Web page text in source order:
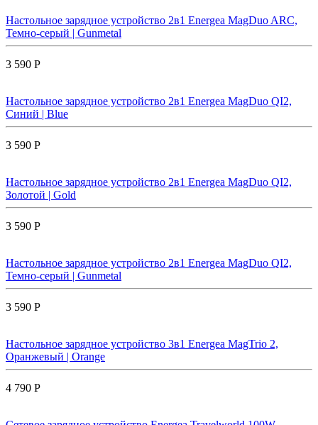
Настольное зарядное устройство 2в1 Energea MagDuo ARC,
Темно-серый | Gunmetal
3 590 Р
Настольное зарядное устройство 2в1 Energea MagDuo QI2,
Синий | Blue
3 590 Р
Настольное зарядное устройство 2в1 Energea MagDuo QI2,
Золотой | Gold
3 590 Р
Настольное зарядное устройство 2в1 Energea MagDuo QI2,
Темно-серый | Gunmetal
3 590 Р
Настольное зарядное устройство 3в1 Energea MagTrio 2,
Оранжевый | Orange
4 790 Р